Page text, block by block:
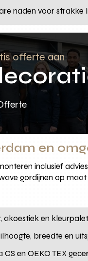
naden voor strakke
offerte aan
en
inclusief
gordijnen op
akoestiek en kleurpalet
breedte en
en OEKO TEX